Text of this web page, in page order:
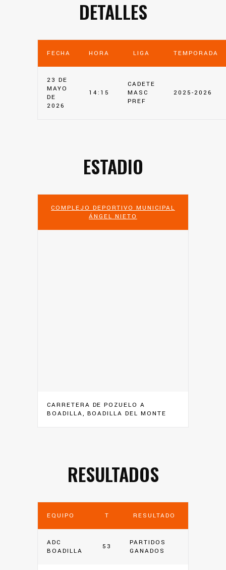
DETALLES
FECHA HORA LIGA TEMPORADA
23 DE
MAYO
DE
2026
14:15
CADETE
MASC
PREF
2025-2026
ESTADIO
COMPLEJO DEPORTIVO MUNICIPAL
ÁNGEL NIETO
CARRETERA DE POZUELO A
BOADILLA, BOADILLA DEL MONTE
RESULTADOS
EQUIPO T RESULTADO
ADC
BOADILLA
53
PARTIDOS
GANADOS